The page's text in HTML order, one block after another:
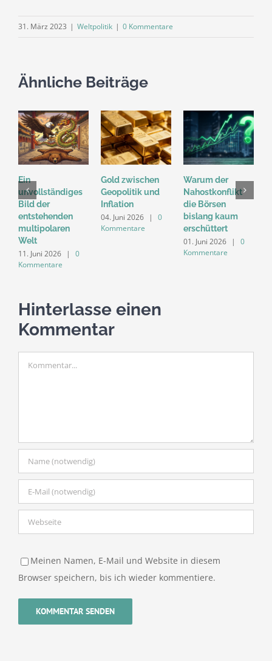
31. März 2023 | Weltpolitik | 0 Kommentare
Ähnliche Beiträge
Ein
unvollständiges
Bild der
entstehenden
multipolaren
Welt
11. Juni 2026 |
0
Kommentare
Gold zwischen
Geopolitik und
Inflation
04. Juni 2026 |
0
Kommentare
Warum der
Nahostkonflikt
die Börsen
bislang kaum
erschüttert
01. Juni 2026 |
0
Kommentare
Hinterlasse einen
Kommentar
Meinen Namen, E-Mail und Website in diesem
Browser speichern, bis ich wieder kommentiere.